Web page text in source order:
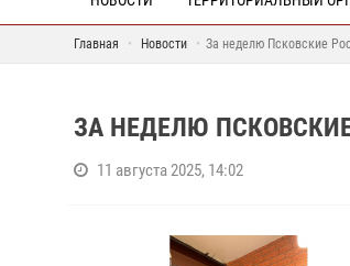
Главная Новости За неделю Псковские
ЗА НЕДЕЛЮ
11 августа 2025, 14:02